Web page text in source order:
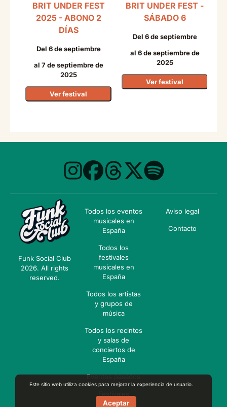
BRIT UNDER FEST
2025 - ABONO 2
DÍAS
Del 6 de septiembre
al 7 de septiembre de
2025
Ver festival
BRIT UNDER FEST -
SÁBADO 6
Del 6 de septiembre
al 6 de septiembre de
2025
Ver festival
Este sitio web utiliza cookies para mejorar la experiencia de usuario.
Aceptar
Funk Social Club
2026. All rights
reserved.
Todos los eventos
musicales en
España
Todos los
festivales
musicales en
España
Todos los artistas
y grupos de
música
Todos los recintos
y salas de
conciertos de
España
Eventos pasados
Festivales
pasados
Aviso legal
Contacto